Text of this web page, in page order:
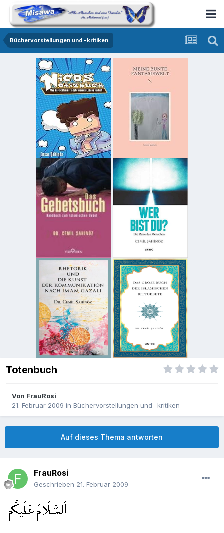
Büchervorstellungen und -kritiken
Totenbuch
Von FrauRosi
21. Februar 2009 in Büchervorstellungen und -kritiken
Auf dieses Thema antworten
FrauRosi
Geschrieben 21. Februar 2009